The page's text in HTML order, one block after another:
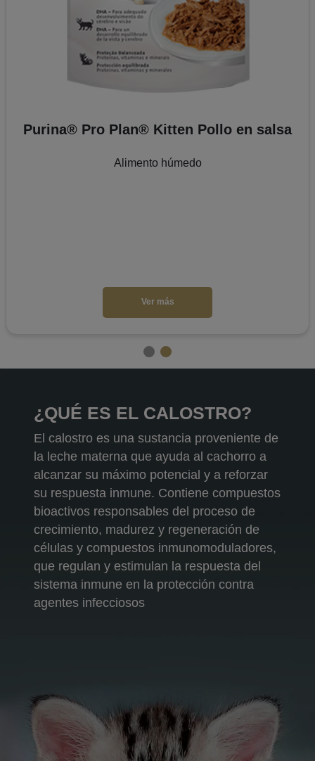
Purina® Pro Plan® Kitten
Alimento seco
Ver más
¿QUÉ ES EL CALOSTRO?
El calostro es una sustancia proveniente de
la leche materna que ayuda al cachorro a
alcanzar su máximo potencial y a reforzar
su respuesta inmune. Contiene compuestos
bioactivos responsables del proceso de
crecimiento, madurez y regeneración de
células y compuestos inmunomoduladores,
que regulan y estimulan la respuesta del
sistema inmune en la protección contra
agentes infecciosos